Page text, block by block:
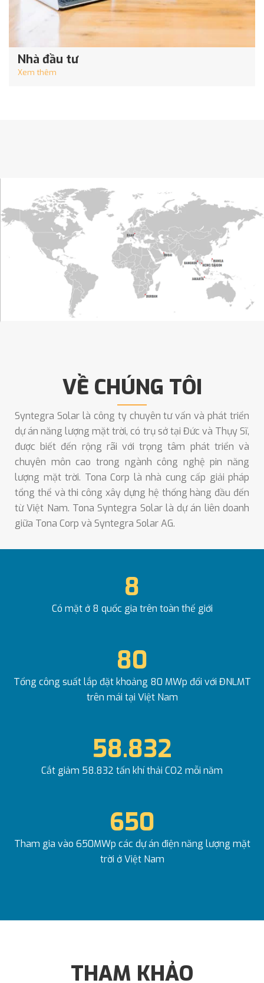
Nhà đầu tư
Xem thêm
VỀ CHÚNG TÔI
Syntegra Solarlà công ty chuyên tư vấn và phát triển
dự án năng lượng mặt trời, có trụ sở tại Đức và Thụy Sĩ,
được biết đến rộng rãi với trọng tâm phát triển và
chuyên môn cao trong ngành công nghệ pin năng
lượng mặt trời. Tona Corp là nhà cung cấp giải pháp
tổng thể và thi công xây dựng hệ thống hàng đầu đến
từ Việt Nam. Tona Syntegra Solar là dự án liên doanh
giữa Tona Corp và Syntegra Solar AG.
8
Có mặt ở 8 quốc gia trên toàn thế giới
80
Tổng công suất lắp đặt khoảng 80 MWp đối với ĐNLMT
trên mái tại Việt Nam
58.832
Cắt giảm 58.832 tấn khí thải CO2 mỗi năm
650
Tham gia vào 650MWp các dự án điện năng lượng mặt
trời ở Việt Nam
THAM KHẢO